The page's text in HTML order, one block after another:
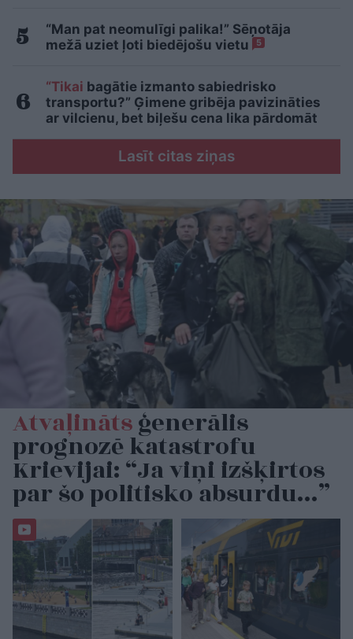
“Man pat neomulīgi palika!” Sēņotāja
mežā uziet ļoti biedējošu vietu
5
“Tikai bagātie izmanto sabiedrisko
transportu?” Ģimene gribēja pavizināties
ar vilcienu, bet biļešu cena lika pārdomāt
Lasīt citas ziņas
Atvaļinātsģenerālis
prognozē katastrofu
Krievijai: “Ja viņi izšķirtos
par šo politisko absurdu…”